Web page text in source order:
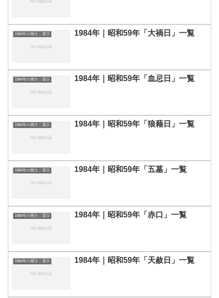
1984年の暦注｜選日 1984年｜昭和59年「大禍日」一覧
1984年の暦注｜選日 1984年｜昭和59年「血忌日」一覧
1984年の暦注｜選日 1984年｜昭和59年「狼藉日」一覧
1984年の暦注｜選日 1984年｜昭和59年「五墓」一覧
1984年の暦注｜選日 1984年｜昭和59年「赤口」一覧
1984年の暦注｜選日 1984年｜昭和59年「天赦日」一覧